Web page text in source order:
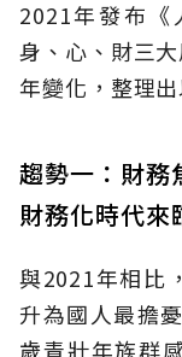
2021年發布
身、心、財三
年變化，整理出
趨勢一：財務
財務化時代來
與2021年相比
升為國人最擔
歲青壯年族群